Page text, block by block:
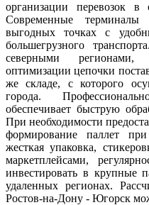
организации перевозок в
Современные терминалы
выгодных точках с
большегрузного
северными регионами,
оптимизации цепочки
же складе, с которого
города.
обеспечивает быструю
При необходимости
формирование паллет
жесткая упаковка,
маркетплейсами,
инвестировать в крупные
удаленных регионах.
Ростов-на-Дону - Югорск